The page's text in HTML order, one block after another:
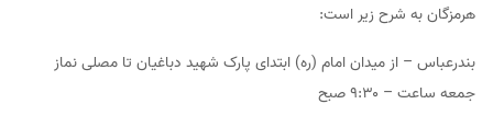
هرمزگان به شرح زیر است:
بندرعباس – از میدان امام (ره) ابتدای پارک شهید دباغیان تا مصلی نماز
جمعه ساعت – ۹:۳۰ صبح